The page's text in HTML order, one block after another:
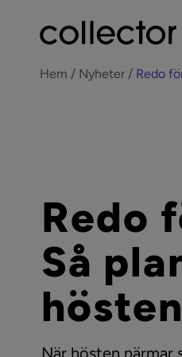
Hem Nyheter Redo
Redo
Så